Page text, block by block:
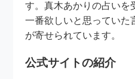
す。真木あかりの占いを
一番欲しいと思っていた
が寄せられています。
公式サイトの紹介